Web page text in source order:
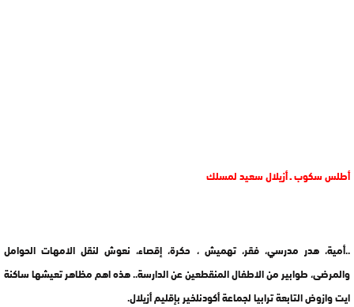
أطلس سكوب ـ أزيلال سعيد لمسلك
..أمية، هدر مدرسي، فقر، تهميش ، حكرة، إقصاء، نعوش لنقل الامهات الحوامل
والمرضى، طوابير من الاطفال المنقطعين عن الدارسة.. هذه اهم مظاهر تعيشها ساكنة
ايت وازوض التابعة ترابيا لجماعة أكودنلخير بإقليم أزيلال.